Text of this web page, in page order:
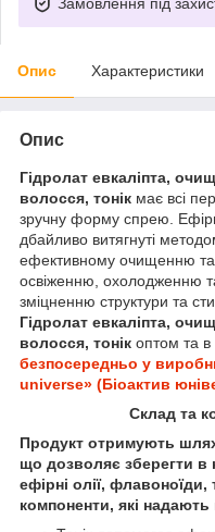
Опис Характеристики
Опис
Гідролат евкаліпта,
волосся, тонік має всі
зручну форму спрею.
дбайливо витягнуті
ефективному очищенню
освіженню, охолодженню
зміцненню структури та
Гідролат евкаліпта,
волосся, тонік оптом та в
безпосередньо у
universe» (Біоактив
Склад та
Продукт отримують
що дозволяє зберегти в
ефірні олії, флавоноїди,
компоненти, які